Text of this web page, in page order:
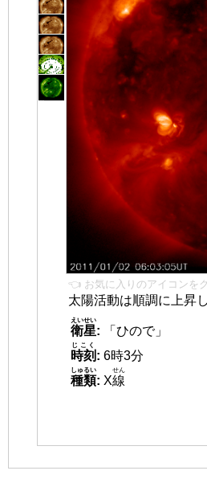
👈 お気に入りのアイコンを
太陽活動は順調に上昇
衛星
えいせい
:
「ひので」
時刻
じこく
: 6時3分
種類
しゅるい
: X線
せん